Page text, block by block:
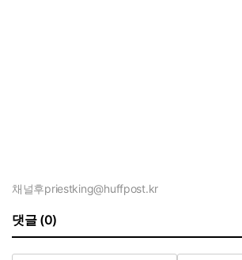
채널후priestking@huffpost.kr
댓글 (0)